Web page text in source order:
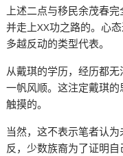
上述二点与移民余茂春
并走上XX功之路的。心
多越反动的类型代表。
从戴琪的学历，经历都
一帆风顺。这注定戴琪
触摸的。
当然，这不表示笔者认
反，少数族裔为了证明